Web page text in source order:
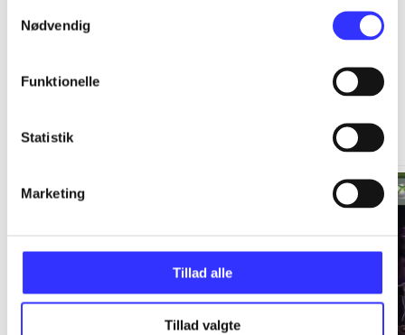
Nødvendig
Funktionelle
Statistik
Marketing
Tillad alle
Tillad valgte
Xbox 360 classics